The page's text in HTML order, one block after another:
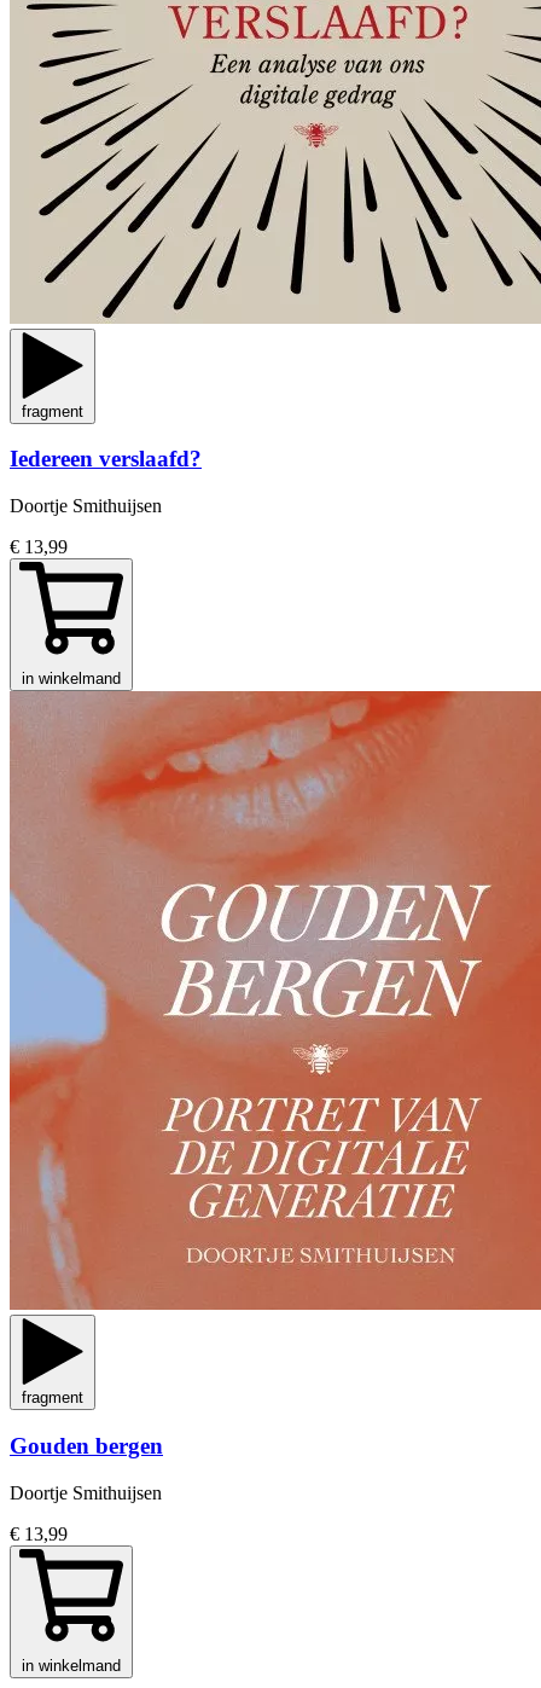
fragment
Iedereen verslaafd?
Doortje Smithuijsen
€ 13,99
in winkelmand
fragment
Gouden bergen
Doortje Smithuijsen
€ 13,99
in winkelmand